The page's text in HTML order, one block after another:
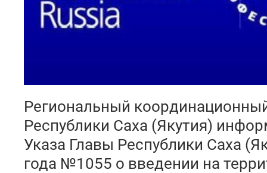
Региональный
Республики Саха (Якутия)
Указа Главы Республики Саха
года №1055 о введении на